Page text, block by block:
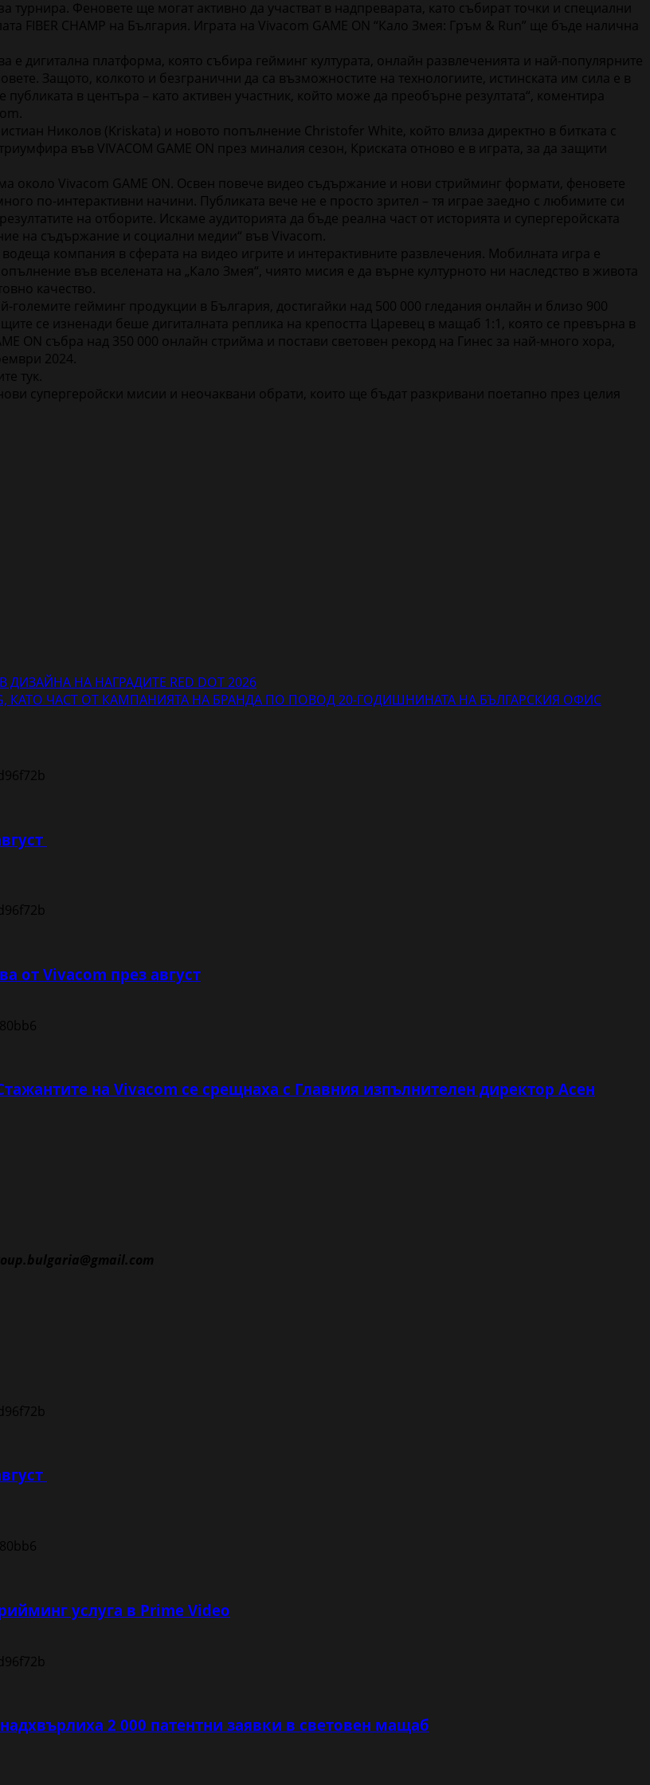
Феновете ще могат активно да участват в надпреварата, като събират точки и специални
FIBER CHAMP на България. Играта на Vivacom GAME ON “Кало Змея: Гръм & Run” ще бъде налична
е дигитална платформа, която събира гейминг културата, онлайн развлеченията и най-популярните
Защото, колкото и безгранични да са възможностите на технологиите, истинската им сила е в
в центъра – като активен участник, който може да преобърне резултата“, коментира
Николов (Kriskata) и новото попълнение Christofer White, който влиза директно в битката с
във VIVACOM GAME ON през миналия сезон, Криската отново е в играта, за да защити
около Vivacom GAME ON. Освен повече видео съдържание и нови стрийминг формати, феновете
по-интерактивни начини. Публиката вече не е просто зрител – тя играе заедно с любимите си
на отборите. Искаме аудиторията да бъде реална част от историята и супергеройската
на съдържание и социални медии“ във Vivacom.
компания в сферата на видео игрите и интерактивните развлечения. Мобилната игра е
във вселената на „Кало Змея“, чиято мисия е да върне културното ни наследство в живота
качество.
гейминг продукции в България, достигайки над 500 000 гледания онлайн и близо 900
се изненади беше дигиталната реплика на крепостта Царевец в мащаб 1:1, която се превърна в
ON събра над 350 000 онлайн стрийма и постави световен рекорд на Гинес за най-много хора,
2024.
тук.
супергеройски мисии и неочаквани обрати, които ще бъдат разкривани поетапно през целия
ДИЗАЙНА НА НАГРАДИТЕ RED DOT 2026
ЧАСТ ОТ КАМПАНИЯТА НА БРАНДА ПО ПОВОД 20-ГОДИШНИНАТА НА БЪЛГАРСКИЯ ОФИС
от Vivacom през август
на Vivacom се срещнаха с Главния изпълнителен директор Асен
услуга в Prime Video
2 000 патентни заявки в световен мащаб